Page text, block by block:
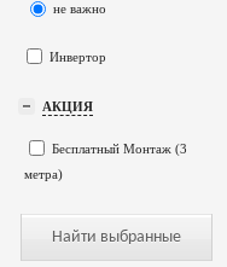
не важно
Инвертор
АКЦИЯ
Бесплатный Монтаж (3
метра)